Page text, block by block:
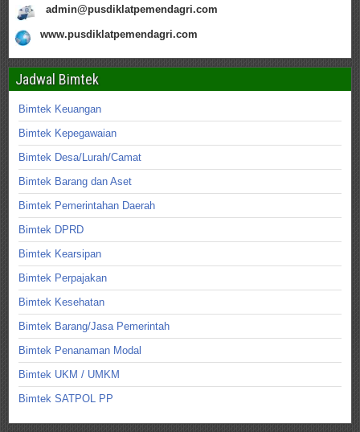
admin@pusdiklatpemendagri.com
www.pusdiklatpemendagri.com
Jadwal Bimtek
Bimtek Keuangan
Bimtek Kepegawaian
Bimtek Desa/Lurah/Camat
Bimtek Barang dan Aset
Bimtek Pemerintahan Daerah
Bimtek DPRD
Bimtek Kearsipan
Bimtek Perpajakan
Bimtek Kesehatan
Bimtek Barang/Jasa Pemerintah
Bimtek Penanaman Modal
Bimtek UKM / UMKM
Bimtek SATPOL PP